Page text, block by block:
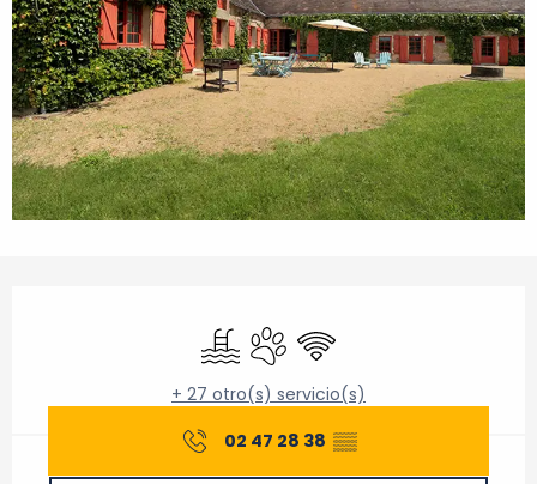
PiscinaSe aceptan animales
Wifi
+ 27 otro(s) servicio(s)
02 47 28 38 ▒▒